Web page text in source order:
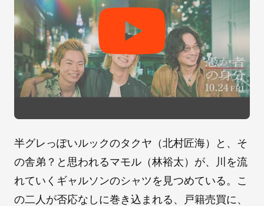
半グレっぽいルックのタクヤ（北村匠海）と、そ
の舎弟？と思われるマモル（林裕太）が、川を流
れていくギャルソンのシャツを見つめている。こ
の二人が否応なしに巻き込まれる、戸籍売買に、